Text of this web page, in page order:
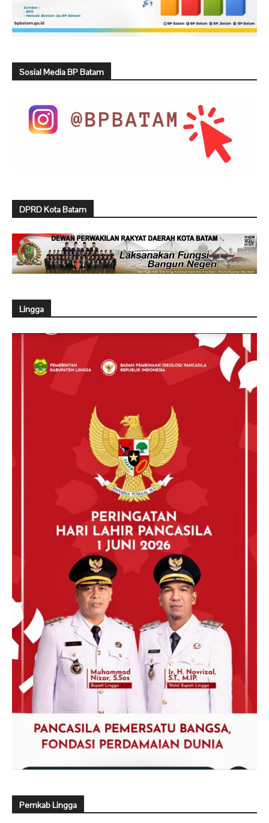
Sosial Media BP Batam
DPRD Kota Batam
Lingga
Pemkab Lingga